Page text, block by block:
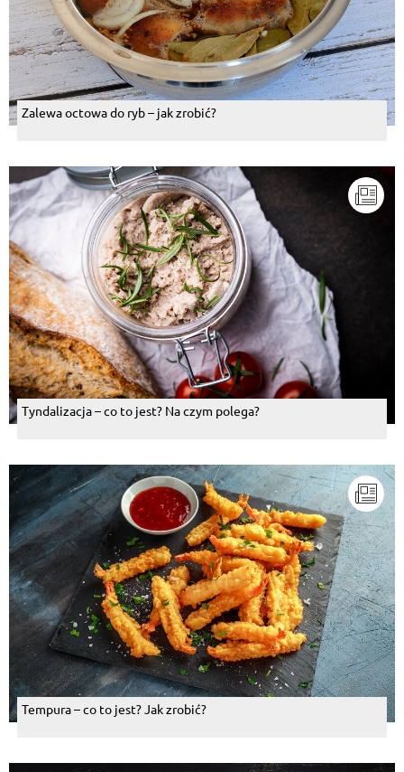
Zalewa octowa do ryb – jak zrobić?
Tyndalizacja – co to jest? Na czym polega?
Tempura – co to jest? Jak zrobić?